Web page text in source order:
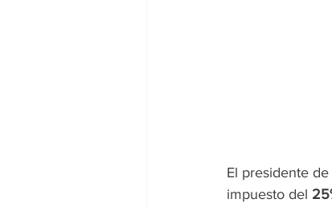
El presidente
impuesto del